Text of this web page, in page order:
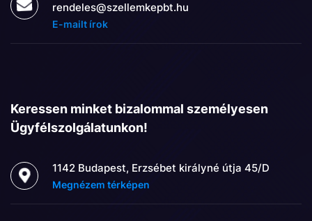
rendeles@szellemkepbt.hu
E-mailt írok
Keressen minket bizalommal személyesen
Ügyfélszolgálatunkon!
1142 Budapest, Erzsébet királyné útja 45/D
Megnézem térképen